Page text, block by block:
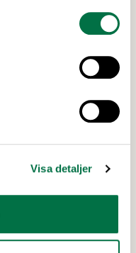
Visa detaljer
hot mot vår
mat och dryck.
att välja svensk
fjolårets